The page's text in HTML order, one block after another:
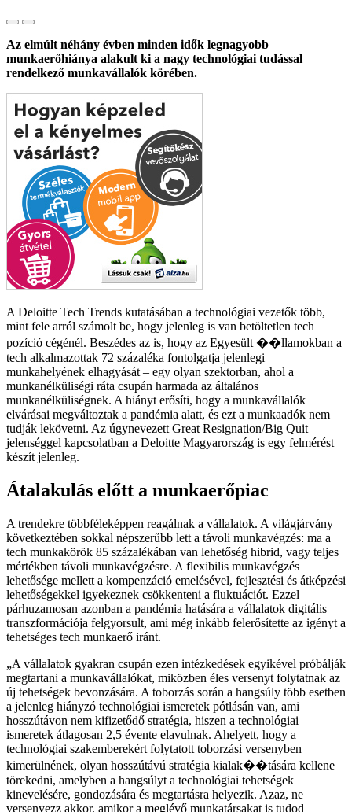
Az elmúlt néhány évben minden idők legnagyobb
munkaerőhiánya alakult ki a nagy technológiai tudással
rendelkező munkavállalók körében.
A Deloitte Tech Trends kutatásában a technológiai vezetők több,
mint fele arról számolt be, hogy jelenleg is van betöltetlen tech
pozíció cégénél. Beszédes az is, hogy az Egyesült ��llamokban a
tech alkalmazottak 72 százaléka fontolgatja jelenlegi
munkahelyének elhagyását – egy olyan szektorban, ahol a
munkanélküliségi ráta csupán harmada az általános
munkanélküliségnek. A hiányt erősíti, hogy a munkavállalók
elvárásai megváltoztak a pandémia alatt, és ezt a munkaadók nem
tudják lekövetni. Az úgynevezett Great Resignation/Big Quit
jelenséggel kapcsolatban a Deloitte Magyarország is egy felmérést
készít jelenleg.
Átalakulás előtt a munkaerőpiac
A trendekre többféleképpen reagálnak a vállalatok. A világjárvány
következtében sokkal népszerűbb lett a távoli munkavégzés: ma a
tech munkakörök 85 százalékában van lehetőség hibrid, vagy teljes
mértékben távoli munkavégzésre. A flexibilis munkavégzés
lehetősége mellett a kompenzáció emelésével, fejlesztési és átképzési
lehetőségekkel igyekeznek csökkenteni a fluktuációt. Ezzel
párhuzamosan azonban a pandémia hatására a vállalatok digitális
transzformációja felgyorsult, ami még inkább felerősítette az igényt a
tehetséges tech munkaerő iránt.
A vállalatok gyakran csupán ezen intézkedések egyikével próbálják
megtartani a munkavállalókat, miközben éles versenyt folytatnak az
új tehetségek bevonzására. A toborzás során a hangsúly több esetben
a jelenleg hiányzó technológiai ismeretek pótlásán van, ami
hosszútávon nem kifizetődő stratégia, hiszen a technológiai
ismeretek átlagosan 2,5 évente elavulnak. Ahelyett, hogy a
technológiai szakemberekért folytatott toborzási versenyben
kimerülnének, olyan hosszútávú stratégia kialak��tására kellene
törekedni, amelyben a hangsúlyt a technológiai tehetségek
kinevelésére, gondozására és megtartásra helyezik. Azaz, ne
versenyezz akkor, amikor a meglévő munkatársakat is tudod